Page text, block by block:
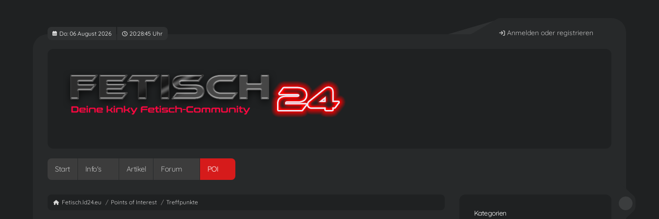
Start Info's Artikel Forum POI
Do: 06 August 2026 20:28:45 Uhr Anmelden oder registrieren
Fetisch.ld24.eu Points of Interest Treffpunkte
Kategorien